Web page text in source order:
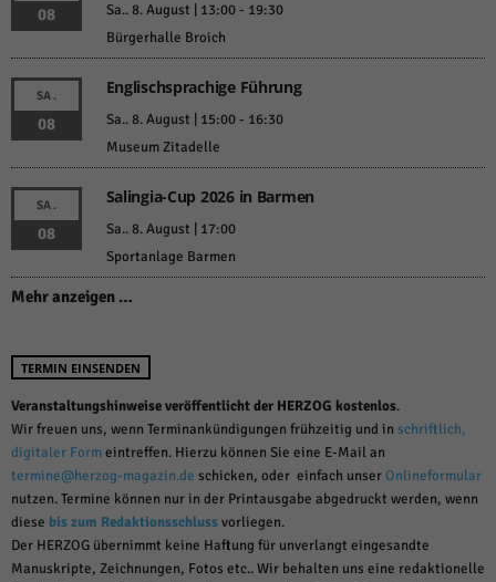
08 Sa.. 8. August | 13:00- 19:30
Bürgerhalle Broich
SA.
08
Englischsprachige Führung
Sa.. 8. August | 15:00- 16:30
Museum Zitadelle
SA.
08
Salingia-Cup 2026 in Barmen
Sa.. 8. August | 17:00
Sportanlage Barmen
Mehr anzeigen …
TERMIN EINSENDEN
Veranstaltungshinweise veröffentlicht der HERZOG kostenlos.
Wir freuen uns, wenn Terminankündigungen frühzeitig und in schriftlich,
digitaler Formeintreffen. Hierzu können Sie eine E-Mail an
termine@herzog-magazin.de schicken, oder einfach unserOnlineformular
nutzen. Termine können nur in der Printausgabe abgedruckt werden, wenn
diese bis zum Redaktionsschlussvorliegen.
Der HERZOG übernimmt keine Haftung für unverlangt eingesandte
Manuskripte, Zeichnungen, Fotos etc.. Wir behalten uns eine redaktionelle